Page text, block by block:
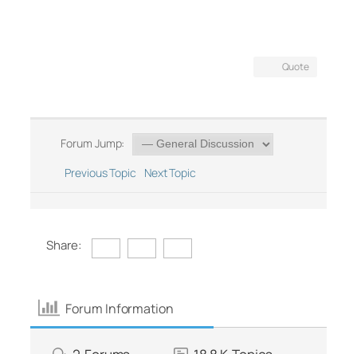
Quote
Forum Jump:
Previous Topic
Next Topic
Share:
Forum Information